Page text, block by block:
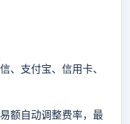
支付宝、信用卡、
额自动调整费率，最